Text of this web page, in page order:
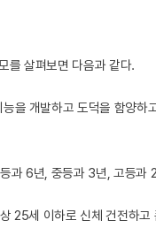
를 살펴보면 다음과 같다.
을 개발하고 도덕을 함양하
과 6년, 중등과 3년, 고등과
25세 이하로 신체 건전하고